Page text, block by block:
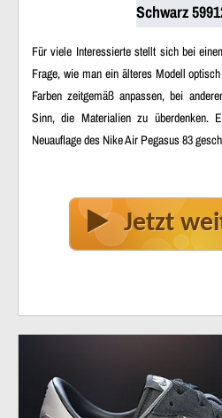
Schwarz
Für viele Interessierte stellt sich bei
Frage, wie man ein älteres Modell
Farben zeitgemäß anpassen, bei
Sinn, die Materialien zu überdenken.
Neuauflage des Nike Air Pegasus 83
Jetzt